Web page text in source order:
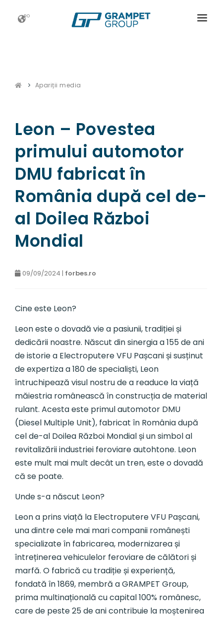
RO
NOUTATI
ESG
CONTACT
Apariții media
Leon – Povestea
primului automotor
DMU fabricat în
România după cel de-
al Doilea Război
Mondial
09/09/2024 | forbes.ro
Cine este Leon?
Leon este o dovadă vie a pasiunii, tradiției și
dedicării noastre. Născut din sinergia a 155 de ani
de istorie a Electroputere VFU Pașcani și susținut
de expertiza a 180 de specialiști, Leon
întruchipează visul nostru de a readuce la viață
măiestria românească în construcția de material
rulant. Acesta este primul automotor DMU
(Diesel Multiple Unit), fabricat în România după
cel de-al Doilea Război Mondial și un simbol al
revitalizării industriei feroviare autohtone. Leon
este mult mai mult decât un tren, este o dovadă
că se poate.
Unde s-a născut Leon?
Leon a prins viață la Electroputere VFU Pașcani,
una dintre cele mai mari companii românești
specializate în fabricarea, modernizarea și
întreținerea vehiculelor feroviare de călători și
marfă. O fabrică cu tradiție și experiență,
fondată în 1869, membră a GRAMPET Group,
prima multinațională cu capital 100% românesc,
care de peste 25 de ani contribuie la moștenirea